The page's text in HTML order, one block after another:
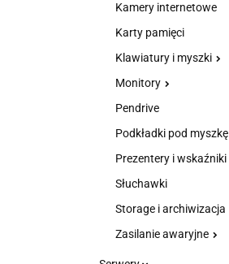
Kamery internetowe
Karty pamięci
Klawiatury i myszki
Monitory
Pendrive
Podkładki pod myszkę
Prezentery i wskaźniki
Słuchawki
Storage i archiwizacja
Zasilanie awaryjne